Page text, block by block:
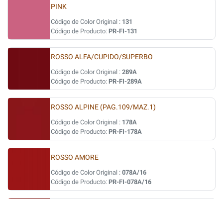
PINK
Código de Color Original : 131
Código de Producto: PR-FI-131
ROSSO ALFA/CUPIDO/SUPERBO
Código de Color Original : 289A
Código de Producto: PR-FI-289A
ROSSO ALPINE (PAG.109/MAZ.1)
Código de Color Original : 178A
Código de Producto: PR-FI-178A
ROSSO AMORE
Código de Color Original : 078A/16
Código de Producto: PR-FI-078A/16